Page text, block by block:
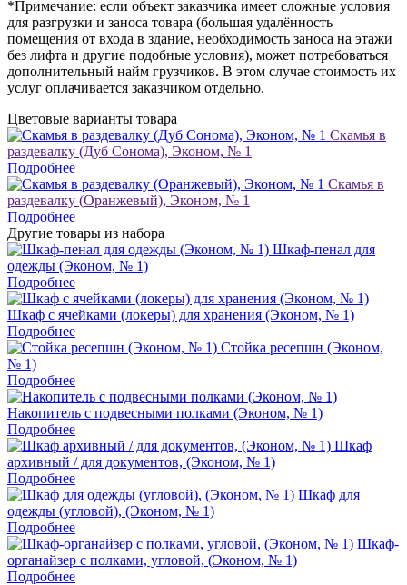
*Примечание: если объект заказчика имеет сложные условия
для разгрузки и заноса товара (большая удалённость
помещения от входа в здание, необходимость заноса на этажи
без лифта и другие подобные условия), может потребоваться
дополнительный найм грузчиков. В этом случае стоимость их
услуг оплачивается заказчиком отдельно.
Цветовые варианты товара
Скамья в
раздевалку (Дуб Сонома), Эконом, № 1
Подробнее
Скамья в
раздевалку (Оранжевый), Эконом, № 1
Подробнее
Другие товары из набора
Шкаф-пенал для
одежды (Эконом, № 1)
Подробнее
Шкаф с ячейками (локеры) для хранения (Эконом, № 1)
Подробнее
Стойка ресепшн (Эконом,
№ 1)
Подробнее
Накопитель с подвесными полками (Эконом, № 1)
Подробнее
Шкаф
архивный / для документов, (Эконом, № 1)
Подробнее
Шкаф для
одежды (угловой), (Эконом, № 1)
Подробнее
Шкаф-
органайзер с полками, угловой, (Эконом, № 1)
Подробнее